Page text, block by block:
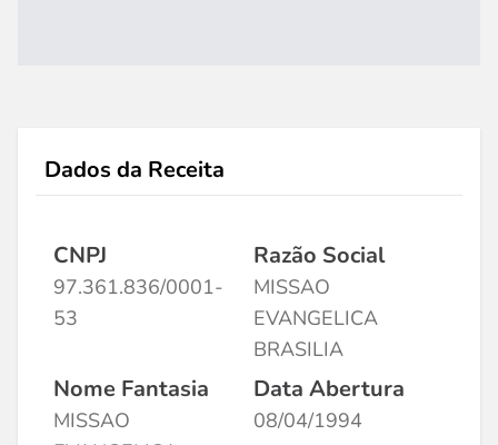
Dados da Receita
CNPJ
97.361.836/0001-
53
Razão Social
MISSAO
EVANGELICA
BRASILIA
Nome Fantasia
MISSAO
Data Abertura
08/04/1994